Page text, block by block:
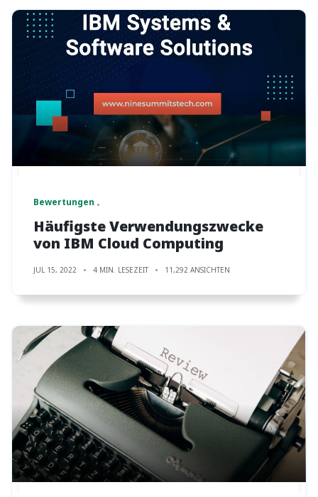
Bewertungen
Häufigste Verwendungszwecke
von IBM Cloud Computing
JUL 15, 2022 4 MIN. LESEZEIT 11,292 ANSICHTEN